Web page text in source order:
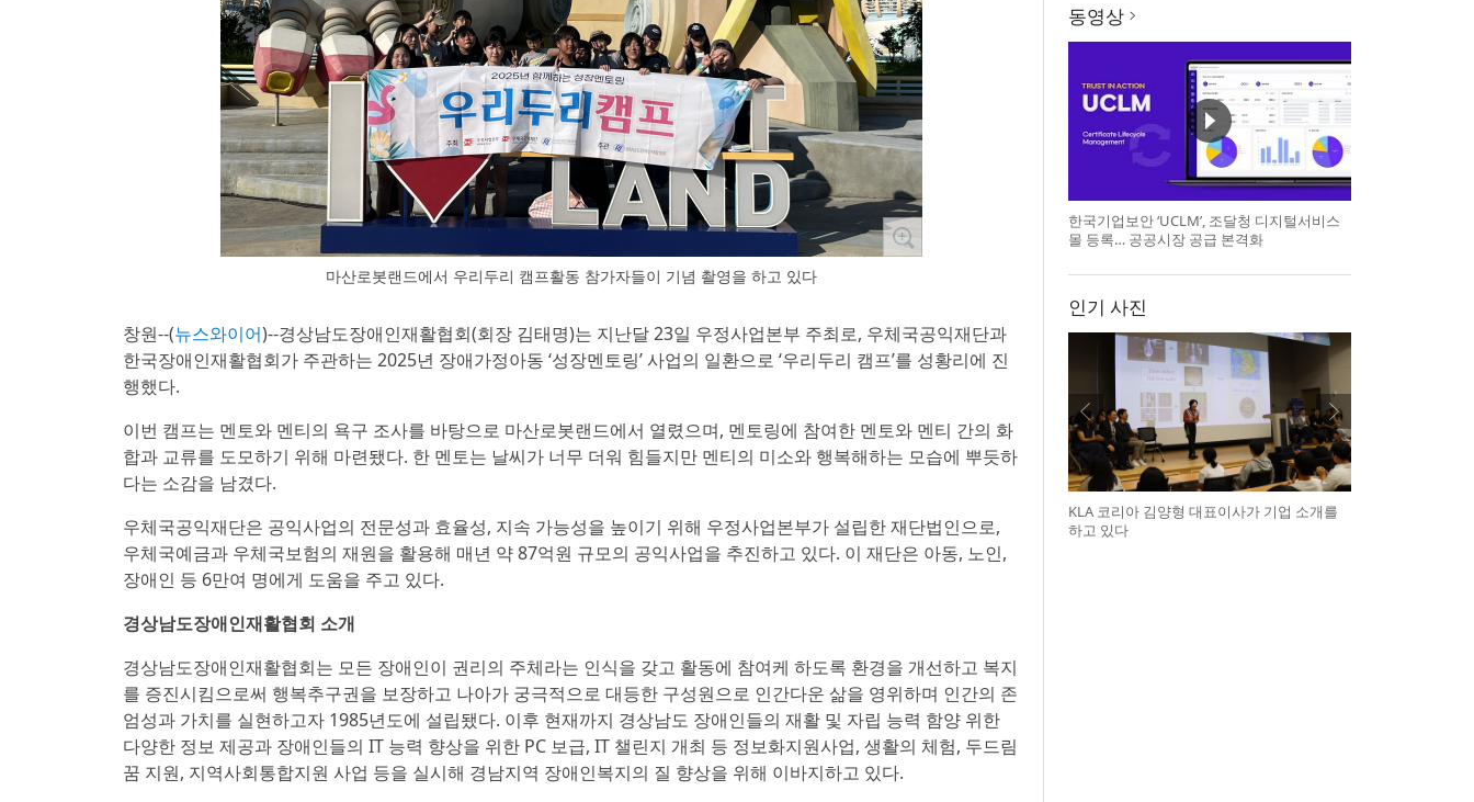
마산로봇랜드에서 우리두리 캠프활동 참가자들이 기념 촬영을 하고 있다
창원--(뉴스와이어)--경상남도장애인재활협회(회장 김태명)는 지난달 23일 우정사업본부 주최로, 우체국공익재단과
한국장애인재활협회가 주관하는 2025년 장애가정아동 ‘성장멘토링’ 사업의 일환으로 ‘우리두리 캠프’를 성황리에 진
행했다.
이번 캠프는 멘토와 멘티의 욕구 조사를 바탕으로 마산로봇랜드에서 열렸으며, 멘토링에 참여한 멘토와 멘티 간의 화
합과 교류를 도모하기 위해 마련됐다. 한 멘토는 날씨가 너무 더워 힘들지만 멘티의 미소와 행복해하는 모습에 뿌듯하
다는 소감을 남겼다.
우체국공익재단은 공익사업의 전문성과 효율성, 지속 가능성을 높이기 위해 우정사업본부가 설립한 재단법인으로,
우체국예금과 우체국보험의 재원을 활용해 매년 약 87억원 규모의 공익사업을 추진하고 있다. 이 재단은 아동, 노인,
장애인 등 6만여 명에게 도움을 주고 있다.
경상남도장애인재활협회 소개
경상남도장애인재활협회는 모든 장애인이 권리의 주체라는 인식을 갖고 활동에 참여케 하도록 환경을 개선하고 복지
를 증진시킴으로써 행복추구권을 보장하고 나아가 궁극적으로 대등한 구성원으로 인간다운 삶을 영위하며 인간의 존
엄성과 가치를 실현하고자 1985년도에 설립됐다. 이후 현재까지 경상남도 장애인들의 재활 및 자립 능력 함양 위한
다양한 정보 제공과 장애인들의 IT 능력 향상을 위한 PC 보급, IT 챌린지 개최 등 정보화지원사업, 생활의 체험, 두드림
꿈 지원, 지역사회통합지원 사업 등을 실시해 경남지역 장애인복지의 질 향상을 위해 이바지하고 있다.
동영상
한국기업보안 ‘UCLM’, 조달청 디지털서비스
몰 등록… 공공시장 공급 본격화
인기 사진
KLA 코리아 김양형 대표이사가 기업 소개를
하고 있다